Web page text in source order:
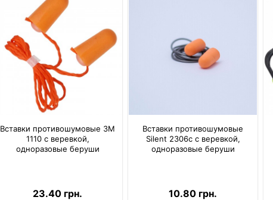
Вставки противошумовые 3M
1110 с веревкой,
одноразовые беруши
23.40 грн.
Вставки противошумовые
Silent 2306c с веревкой,
одноразовые беруши
10.80 грн.